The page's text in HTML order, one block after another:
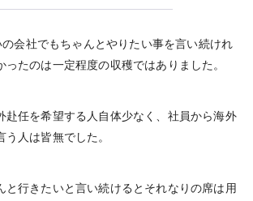
会社でもちゃんとやりたい事を言い続けれ
ったのは一定程度の収穫ではありました。
赴任を希望する人自体少なく、社員から海外
人は皆無でした。
と行きたいと言い続けるとそれなりの席は用